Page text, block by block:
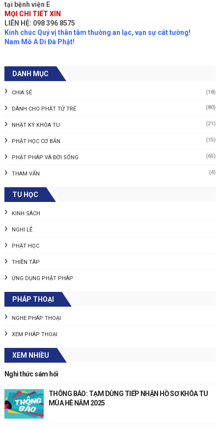
tại bệnh viện E
MỌI CHI TIẾT XIN
LIÊN HỆ: 098 396 8575
Kính chúc Quý vị thân tâm thường an lạc, vạn sự cát tường!
Nam Mô A Di Đà Phật!
DANH MỤC
CHIA SẺ (18)
DÀNH CHO PHẬT TỬ TRẺ (80)
NHẬT KÝ KHÓA TU (21)
PHẬT HỌC CƠ BẢN (15)
PHẬT PHÁP VÀ ĐỜI SỐNG (65)
THAM VẤN (4)
TU HỌC
KINH SÁCH
NGHI LỄ
PHẬT HỌC
THIỀN TÂP
ỨNG DỤNG PHẬT PHÁP
PHÁP THOẠI
NGHE PHÁP THOẠI
XEM PHÁP THOẠI
XEM NHIỀU
Nghi thức sám hối
THÔNG BÁO: TẠM DỪNG TIẾP NHẬN HỒ SƠ KHÓA TU
MÙA HÈ NĂM 2025